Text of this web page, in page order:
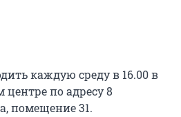
каждую среду в 16.00 в
центре по адресу 8
помещение 31.